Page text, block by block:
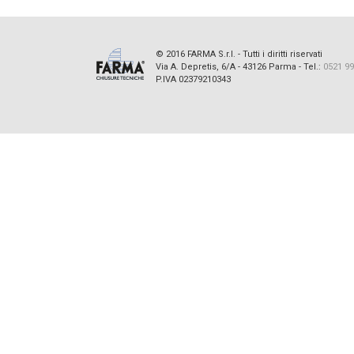
© 2016 FARMA S.r.l. - Tutti i diritti riservati
Via A. Depretis, 6/A - 43126 Parma - Tel.: 0521
P.IVA 0237921 0343